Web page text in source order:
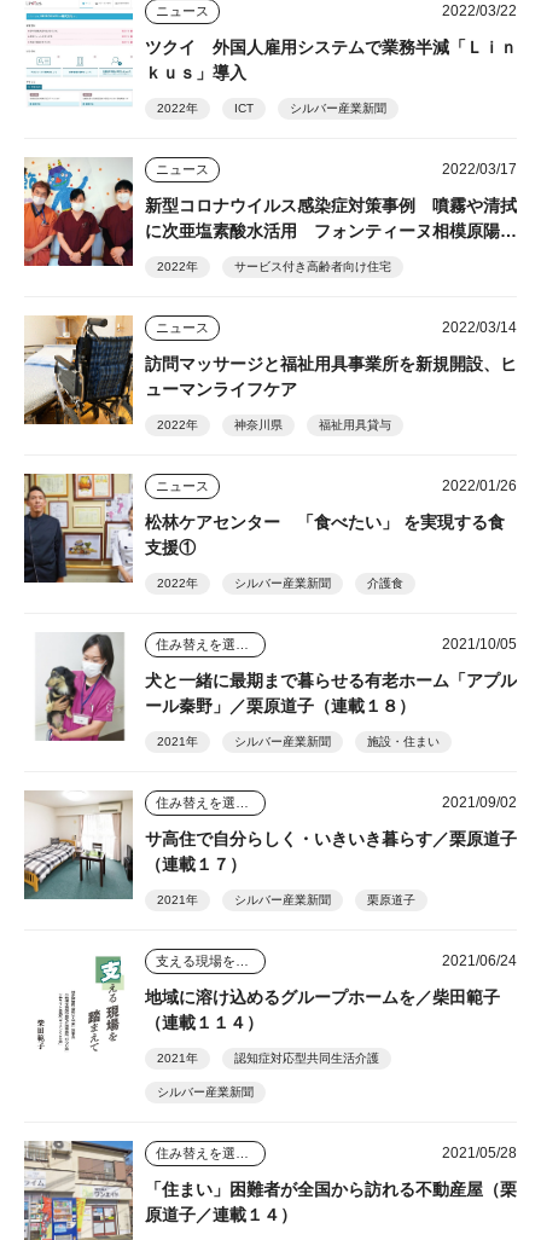
ニュース 2022/03/22
ツクイ 外国人雇用システムで業務半減「Ｌｉｎ
ｋｕｓ」導入
2022年 ICT シルバー産業新聞
ニュース 2022/03/17
新型コロナウイルス感染症対策事例 噴霧や清拭
に次亜塩素酸水活用 フォンティーヌ相模原陽光
2022年 サービス付き高齢者向け住宅
ニュース 2022/03/14
訪問マッサージと福祉用具事業所を新規開設、ヒ
ューマンライフケア
2022年 神奈川県 福祉用具貸与
ニュース 2022/01/26
松林ケアセンター 「食べたい」 を実現する食
支援①
2022年 シルバー産業新聞 介護食
2021/10/05
犬と一緒に最期まで暮らせる有老ホーム「アプル
ール秦野」／栗原道子（連載１８）
2021年 シルバー産業新聞 施設・住まい
2021/09/02
サ高住で自分らしく・いきいき暮らす／栗原道子
（連載１７）
2021年 シルバー産業新聞 栗原道子
2021/06/24
地域に溶け込めるグループホームを／柴田範子
（連載１１４）
2021年 認知症対応型共同生活介護
シルバー産業新聞
2021/05/28
「住まい」困難者が全国から訪れる不動産屋（栗
原道子／連載１４）